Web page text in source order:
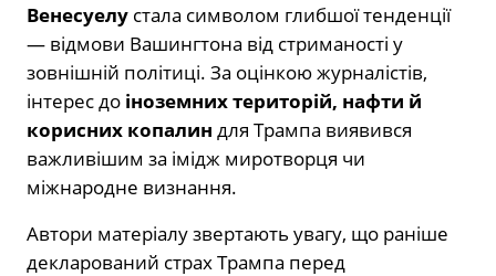
Венесуелу стала символом глибшої тенденції
— відмови Вашингтона від стриманості у
зовнішній політиці. За оцінкою журналістів,
інтерес до іноземних територій, нафти й
корисних копалин для Трампа виявився
важливішим за імідж миротворця чи
міжнародне визнання.
Автори матеріалу звертають увагу, що раніше
декларований страх Трампа перед